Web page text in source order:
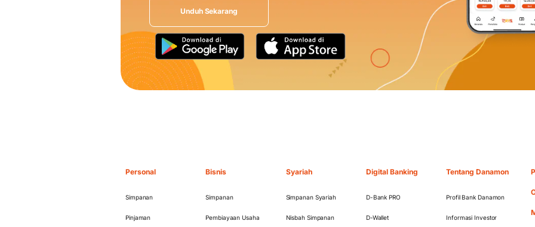
Unduh Sekarang
Personal
Simpanan
Pinjaman
Bisnis
Simpanan
Pembiayaan Usaha
Syariah
Simpanan Syariah
Nisbah Simpanan
Digital Banking
D-Bank PRO
D-Wallet
Tentang Danamon
Profil Bank Danamon
Informasi Investor